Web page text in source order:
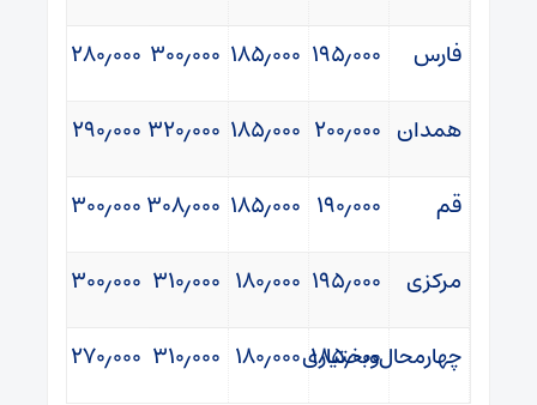
فارس ۱۹۵٫۰۰۰ ۱۸۵٫۰۰۰ ۳۰۰٫۰۰۰ ۲۸۰٫۰۰۰
همدان ۲۰۰٫۰۰۰ ۱۸۵٫۰۰۰ ۳۲۰٫۰۰۰ ۲۹۰٫۰۰۰
قم ۱۹۰٫۰۰۰ ۱۸۵٫۰۰۰ ۳۰۸٫۰۰۰۳۰۰٫۰۰۰
مرکزی ۱۹۵٫۰۰۰ ۱۸۰٫۰۰۰ ۳۱۰٫۰۰۰ ۳۰۰٫۰۰۰
چهارمحالوبختیاری
۱۸۵٫۰۰۰ ۱۸۰٫۰۰۰ ۳۱۰٫۰۰۰ ۲۷۰٫۰۰۰